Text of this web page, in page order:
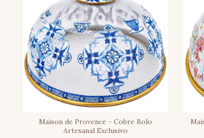
Maison de Provence - Cobre Bolo
Artesanal Exclusivo